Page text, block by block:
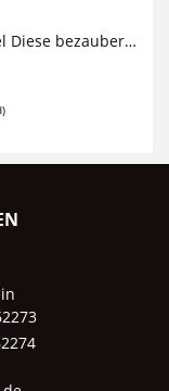
GESEGNET ENGEL Taufkette Schutzengel Diese bezaubernde Taufkette mit Gravur komplett aus 925 Sterling Silber besteht aus einem...